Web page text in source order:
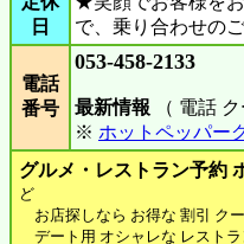
日
で、乗り合わせの
電話
番号
053-458-2133
最新情報 （ 電話
※ ホットペッパー
グルメ・レストラン予約
ど
お店探しなら お得な 割引 ク
デート用 オシャレな レストラ